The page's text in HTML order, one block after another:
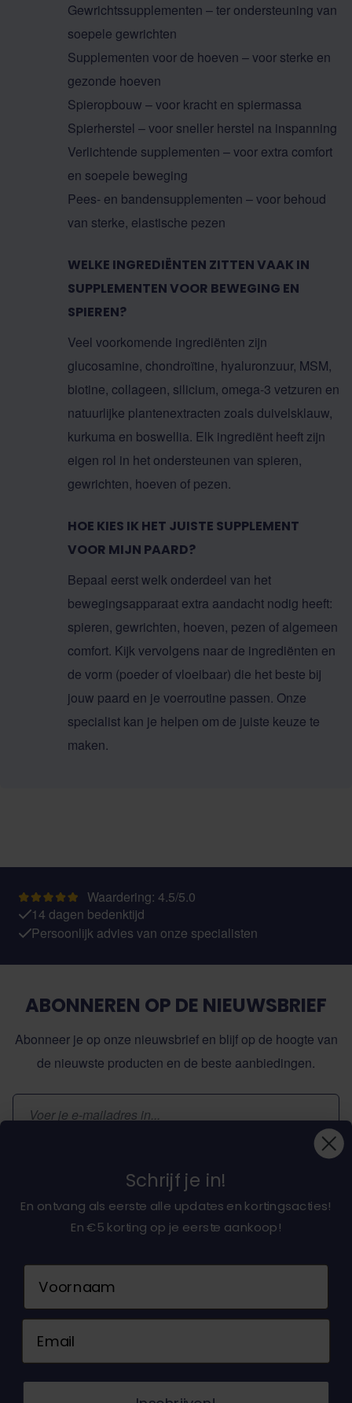
Gewrichtssupplementen – ter ondersteuning van
soepele gewrichten
Supplementen voor de hoeven – voor sterke en
gezonde hoeven
Spieropbouw – voor kracht en spiermassa
Spierherstel – voor sneller herstel na inspanning
Verlichtende supplementen – voor extra comfort
en soepele beweging
Pees- en bandensupplementen – voor behoud
van sterke, elastische pezen
WELKE INGREDIËNTEN ZITTEN VAAK IN
SUPPLEMENTEN VOOR BEWEGING EN
SPIEREN?
Veel voorkomende ingrediënten zijn
glucosamine, chondroïtine, hyaluronzuur, MSM,
biotine, collageen, silicium, omega-3 vetzuren en
natuurlijke plantenextracten zoals duivelsklauw,
kurkuma en boswellia. Elk ingrediënt heeft zijn
eigen rol in het ondersteunen van spieren,
gewrichten, hoeven of pezen.
HOE KIES IK HET JUISTE SUPPLEMENT
VOOR MIJN PAARD?
Bepaal eerst welk onderdeel van het
bewegingsapparaat extra aandacht nodig heeft:
spieren, gewrichten, hoeven, pezen of algemeen
comfort. Kijk vervolgens naar de ingrediënten en
de vorm (poeder of vloeibaar) die het beste bij
jouw paard en je voerroutine passen. Onze
specialist kan je helpen om de juiste keuze te
maken.
Waardering: 4.5/5.0
14 dagen bedenktijd
Persoonlijk advies van onze specialisten
ABONNEREN OP DE NIEUWSBRIEF
Abonneer je op onze nieuwsbrief en blijf op de hoogte van
de nieuwste producten en de beste aanbiedingen.
E-mailadres
Over ons
Klantenservice
Neem contact op
© 2026 Dochorse. Alle rechten voorbehouden.
Schrijf je in!
En ontvang als eerste alle updates en kortingsacties!
En €5 korting op je eerste aankoop!